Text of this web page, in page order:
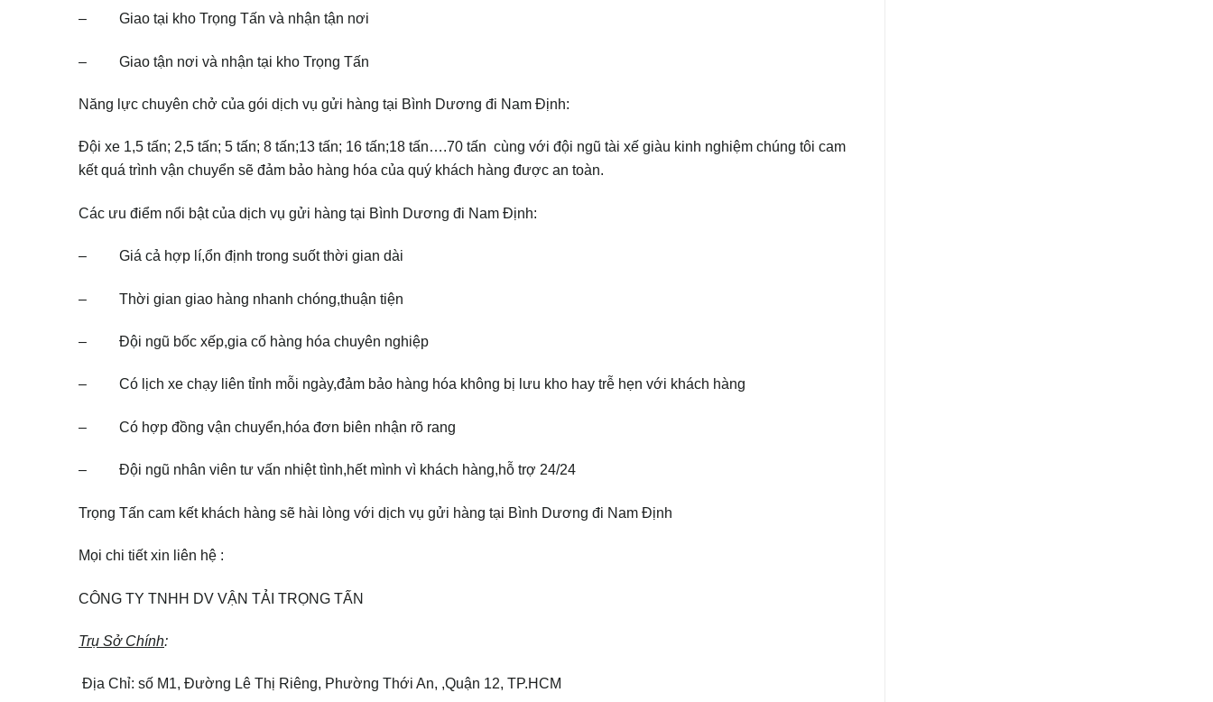
– Giao tại kho Trọng Tấn và nhận tận nơi
– Giao tận nơi và nhận tại kho Trọng Tấn
Năng lực chuyên chở của gói dịch vụ gửi hàng tại Bình Dương đi Nam Định:
Đội xe 1,5 tấn; 2,5 tấn; 5 tấn; 8 tấn;13 tấn; 16 tấn;18 tấn….70 tấn cùng với đội ngũ tài xế giàu kinh nghiệm chúng tôi cam
kết quá trình vận chuyển sẽ đảm bảo hàng hóa của quý khách hàng được an toàn.
Các ưu điểm nổi bật của dịch vụ gửi hàng tại Bình Dương đi Nam Định:
– Giá cả hợp lí,ổn định trong suốt thời gian dài
– Thời gian giao hàng nhanh chóng,thuận tiện
– Đội ngũ bốc xếp,gia cố hàng hóa chuyên nghiệp
– Có lịch xe chạy liên tỉnh mỗi ngày,đảm bảo hàng hóa không bị lưu kho hay trễ hẹn với khách hàng
– Có hợp đồng vận chuyển,hóa đơn biên nhận rõ rang
– Đội ngũ nhân viên tư vấn nhiệt tình,hết mình vì khách hàng,hỗ trợ 24/24
Trọng Tấn cam kết khách hàng sẽ hài lòng với dịch vụ gửi hàng tại Bình Dương đi Nam Định
Mọi chi tiết xin liên hệ :
CÔNG TY TNHH DV VẬN TẢI TRỌNG TẤN
Trụ Sở Chính:
Địa Chỉ: số M1, Đường Lê Thị Riêng, Phường Thới An, ,Quận 12, TP.HCM